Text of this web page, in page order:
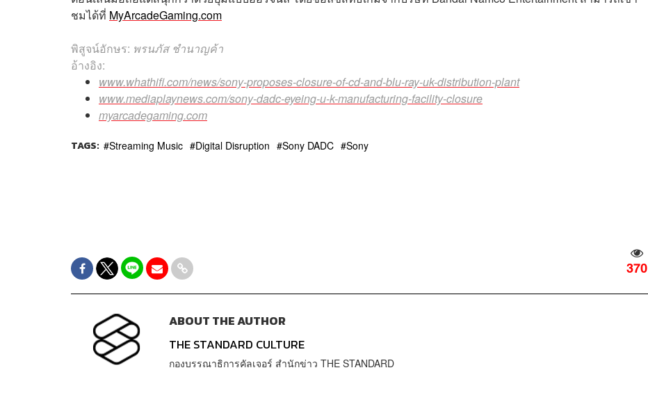
ชมได้ที่ MyArcadeGaming.com
พิสูจน์อักษร: พรนภัส ชำนาญค้า
อ้างอิง:
www.whathifi.com/news/sony-proposes-closure-of-cd-and-blu-ray-uk-distribution-plant
www.mediaplaynews.com/sony-dadc-eyeing-u-k-manufacturing-facility-closure
myarcadegaming.com
TAGS: Streaming Music Digital Disruption Sony DADC Sony
370
ABOUT THE AUTHOR
THE STANDARD CULTURE
กองบรรณาธิการคัลเจอร์ สำนักข่าว THE STANDARD